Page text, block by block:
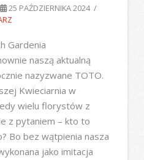
25 PAŹDZIERNIKA 2024
Gardenia
naszą aktualną
nazyzwane TOTO.
Kwieciarnia w
wielu florystów z
z pytaniem – kto to
Bo bez wątpienia nasza
jako imitacja